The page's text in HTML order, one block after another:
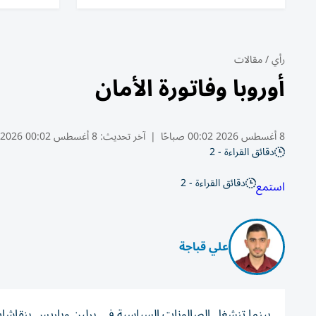
رأي/مقالات
أوروبا وفاتورة الأمان
8 أغسطس 2026 00:02 صباحًا | آخر تحديث:8 أغسطس 00:02 2026
دقائق القراءة - 2
استمع دقائق القراءة - 2
علي قباجة